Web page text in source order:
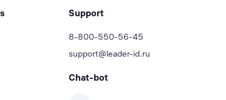
Support
8-800-550-56-45
support@leader-id.ru
Chat-bot